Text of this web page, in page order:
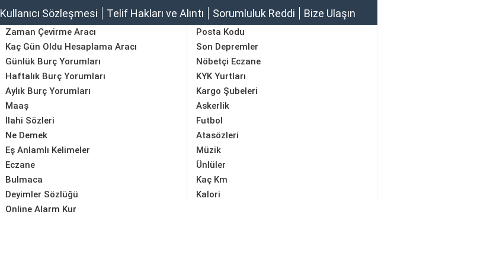
Kullanıcı Sözleşmesi Telif Hakları ve Alıntı Sorumluluk Reddi Bize Ulaşın
Zaman Çevirme Aracı
Kaç Gün Oldu Hesaplama Aracı
Günlük Burç Yorumları
Haftalık Burç Yorumları
Aylık Burç Yorumları
Maaş
Posta Kodu
Son Depremler
Nöbetçi Eczane
KYK Yurtları
Kargo Şubeleri
Askerlik
İlahi Sözleri
Ne Demek
Eş Anlamlı Kelimeler
Eczane
Bulmaca
Deyimler Sözlüğü
Futbol
Atasözleri
Müzik
Ünlüler
Kaç Km
Kalori
Online Alarm Kur